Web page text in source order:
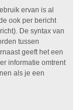
ervan is al
ook per bericht
De syntax van
tussen
geeft het een
informatie omtrent
als je een